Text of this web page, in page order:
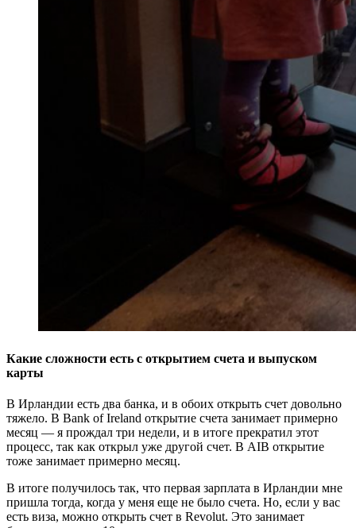
Какие сложности есть с открытием счета и выпуском
карты
В Ирландии есть два банка, и в обоих открыть счет довольно
тяжело. В Bank of Ireland открытие счета занимает примерно
месяц — я прождал три недели, и в итоге прекратил этот
процесс, так как открыл уже другой счет. В AIB открытие
тоже занимает примерно месяц.
В итоге получилось так, что первая зарплата в Ирландии мне
пришла тогда, когда у меня еще не было счета. Но, если у вас
есть виза, можно открыть счет в Revolut. Это занимает